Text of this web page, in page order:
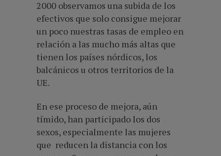
2000 observamos una subida de los
efectivos que solo consigue mejorar
un poco nuestras tasas de empleo en
relación a las mucho más altas que
tienen los países nórdicos, los
balcánicos u otros territorios de la
UE.
En ese proceso de mejora, aún
tímido, han participado los dos
sexos, especialmente las mujeres
que reducen la distancia con los